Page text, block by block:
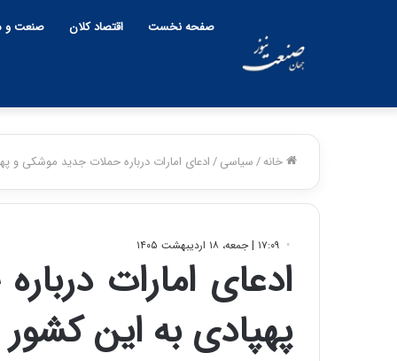
صفحه نخست اقتصاد کلان صنعت و
خانه/سیاسی/ادعای امارات درباره حملات جدید موشکی و
۱۷:۰۹ | جمعه، ۱۸ اردیبهشت ۱۴۰۵
ادعای امارات
پهپادی به این کشور